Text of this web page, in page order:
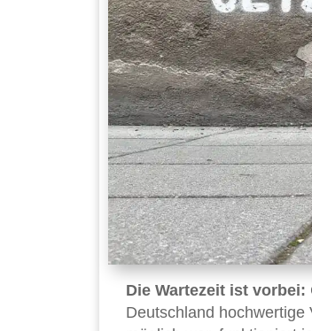
Die Wartezeit ist vorbei:
Deutschland hochwertige